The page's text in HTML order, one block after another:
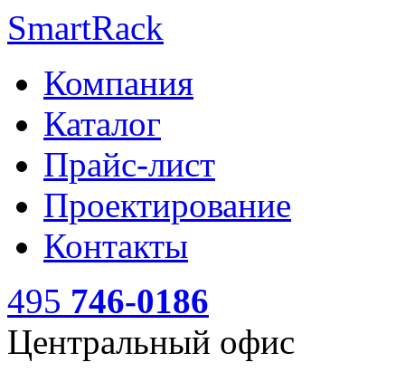
SmartRack
Компания
Каталог
Прайс-лист
Проектирование
Контакты
495 746-0186
Центральный офис